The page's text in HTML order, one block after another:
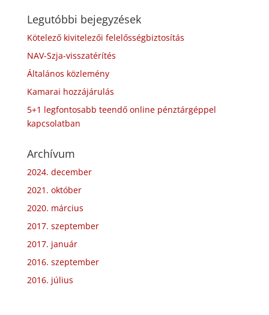
Legutóbbi bejegyzések
Kötelező kivitelezői felelősségbiztosítás
NAV-Szja-visszatérítés
Általános közlemény
Kamarai hozzájárulás
5+1 legfontosabb teendő online pénztárgéppel
kapcsolatban
Archívum
2024. december
2021. október
2020. március
2017. szeptember
2017. január
2016. szeptember
2016. július